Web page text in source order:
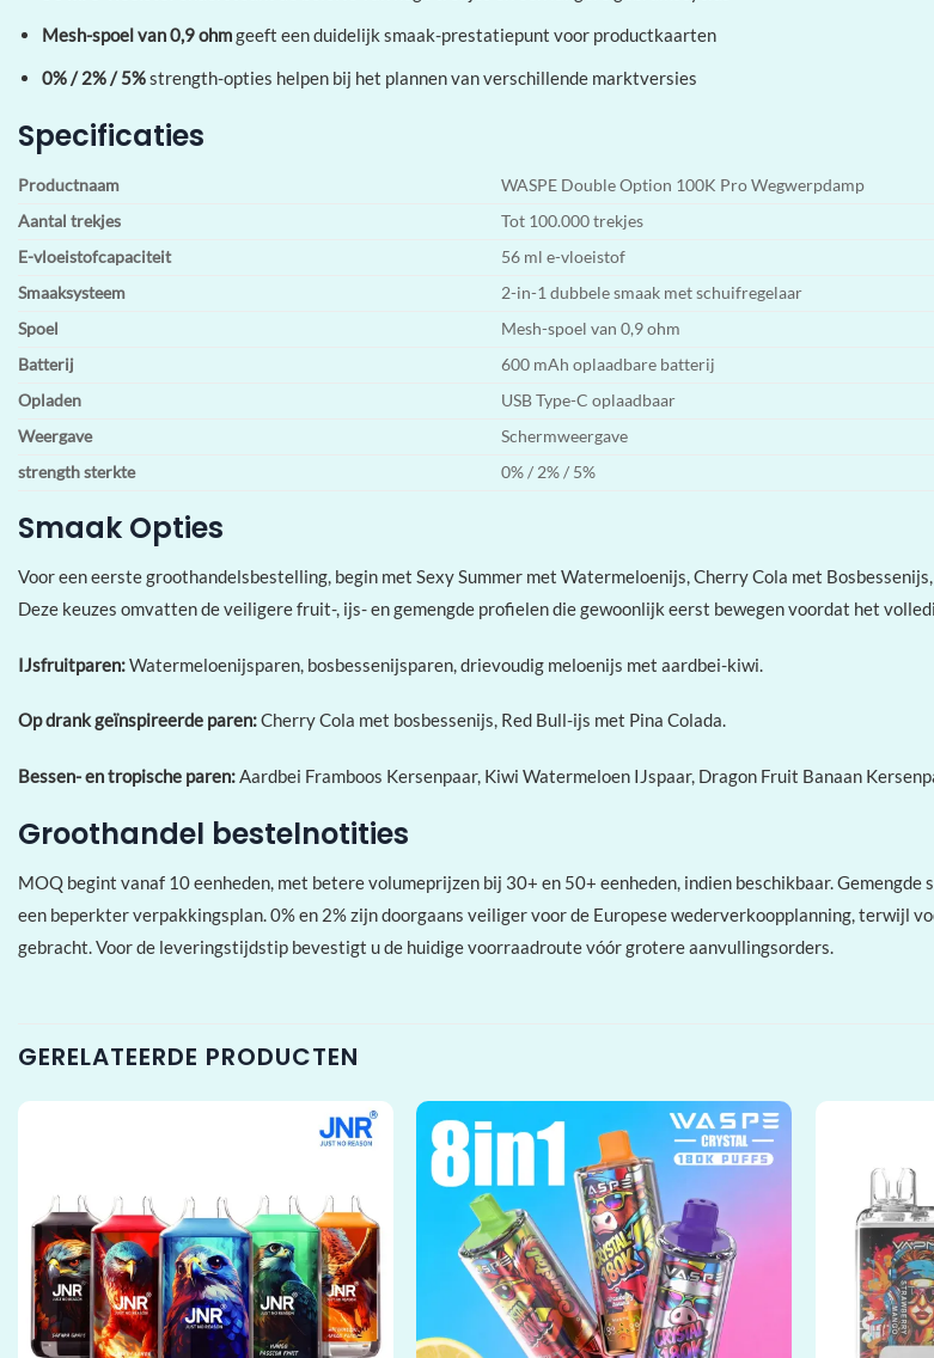
Mesh-spoel van 0,9 ohmgeeft een duidelijk smaak-prestatiepunt voor productkaarten
0% / 2% / 5%strength-opties helpen bij het plannen van verschillende marktversies
Specificaties
Productnaam
WASPE Double Option 100K Pro Wegwerpdamp
Aantal trekjes
Tot 100.000 trekjes
E-vloeistofcapaciteit
56 ml e-vloeistof
Smaaksysteem
2-in-1 dubbele smaak met schuifregelaar
Spoel
Mesh-spoel van 0,9 ohm
Batterij
600 mAh oplaadbare batterij
Opladen
USB Type-C oplaadbaar
Weergave
Schermweergave
strength sterkte
0% / 2% / 5%
Smaak Opties
Voor een eerste groothandelsbestelling, begin met Sexy Summer met Watermeloenijs, Cherry Cola met
Deze keuzes omvatten de veiligere fruit-, ijs- en gemengde profielen die gewoonlijk eerst bewegen voordat het
IJsfruitparen:Watermeloenijsparen, bosbessenijsparen, drievoudig meloenijs met aardbei-kiwi.
Op drank geïnspireerde paren:Cherry Cola met bosbessenijs, Red Bull-ijs met Pina Colada.
Bessen- en tropische paren:Aardbei Framboos Kersenpaar, Kiwi Watermeloen IJspaar, Dragon Fruit Banaan
Groothandel bestelnotities
MOQ begint vanaf 10 eenheden, met betere volumeprijzen bij 30+ en 50+ eenheden, indien beschikbaar.
een beperkter verpakkingsplan. 0% en 2% zijn doorgaans veiliger voor de Europese wederverkoopplanning, terwijl
gebracht. Voor de leveringstijdstip bevestigt u de huidige voorraadroute vóór grotere aanvullingsorders.
GERELATEERDE PRODUCTEN